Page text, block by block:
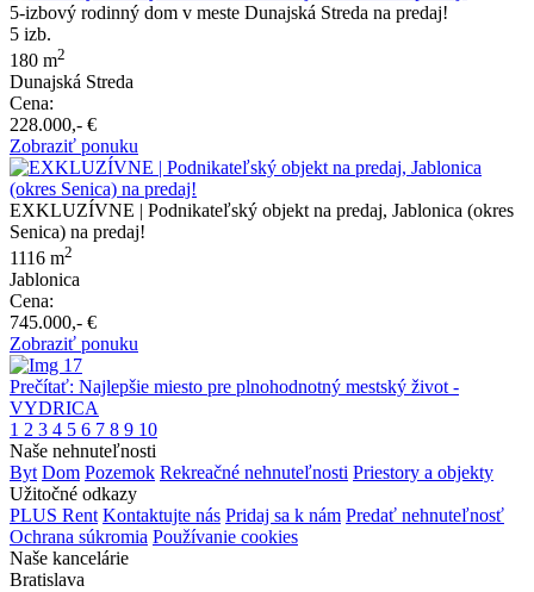
5-izbový rodinný dom v meste Dunajská Streda na predaj!
5 izb.
180 m2
Dunajská Streda
Cena:
228.000,- €
Zobraziť ponuku
EXKLUZÍVNE | Podnikateľský objekt na predaj, Jablonica (okres
Senica) na predaj!
1116 m2
Jablonica
Cena:
745.000,- €
Zobraziť ponuku
Prečítať: Najlepšie miesto pre plnohodnotný mestský život -
VYDRICA
1 2 3 4 5 6 7 8 9 10
Naše nehnuteľnosti
Byt Dom Pozemok Rekreačné nehnuteľnosti Priestory a objekty
Užitočné odkazy
PLUS Rent Kontaktujte nás Pridaj sa k nám Predať nehnuteľnosť
Ochrana súkromia Používanie cookies
Naše kancelárie
Bratislava